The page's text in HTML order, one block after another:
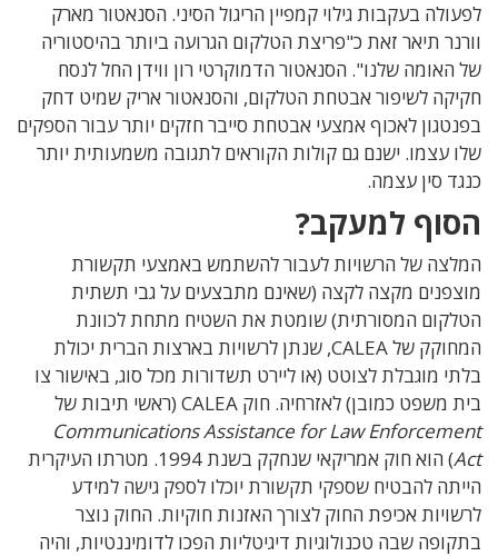
לפעולה בעקבות גילוי קמפיין הריגול הסיני. הסנאטור מארק
וורנר תיאר זאת כ"פריצת הטלקום הגרועה ביותר בהיסטוריה
של האומה שלנו". הסנאטור הדמוקרטי רון ווידן החל לנסח
חקיקה לשיפור אבטחת הטלקום, והסנאטור אריק שמיט דחק
בפנטגון לאכוף אמצעי אבטחת סייבר חזקים יותר עבור הספקים
שלו עצמו. ישנם גם קולות הקוראים לתגובה משמעותית יותר
כנגד סין עצמה.
הסוף למעקב?
המלצה של הרשויות לעבור להשתמש באמצעי תקשורת
מוצפנים מקצה לקצה (שאינם מתבצעים על גבי תשתית
הטלקום המסורתית) שומטת את השטיח מתחת לכוונת
המחוקק של
CALEA, שנתן לרשויות בארצות הברית יכולת
בלתי מוגבלת לצוטט (או ליירט תשדורות מכל סוג, באישור צו
בית משפט כמובן) לאזרחיה. חוק CALEA (ראשי תיבות של
Communications Assistance for Law Enforcement
Act
) הוא חוק אמריקאי שנחקק בשנת 1994. מטרתו העיקרית
הייתה להבטיח שספקי תקשורת יוכלו לספק גישה למידע
לרשויות אכיפת החוק לצורך האזנות חוקיות. החוק נוצר
בתקופה שבה טכנולוגיות דיגיטליות הפכו לדומיננטיות, והיה